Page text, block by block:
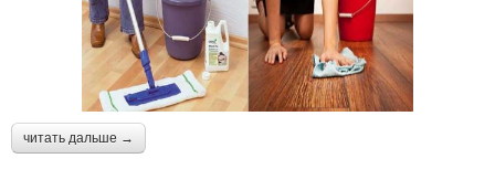
читать дальше →